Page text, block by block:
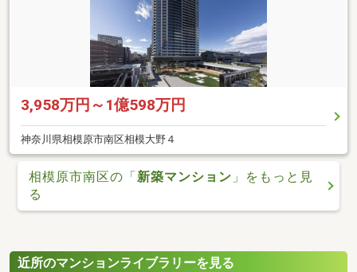
3,958万円～1億598万円
神奈川県相模原市南区相模大野４
相模原市南区の「新築マンション 」をもっと見
る
近所のマンションライブラリーを見る